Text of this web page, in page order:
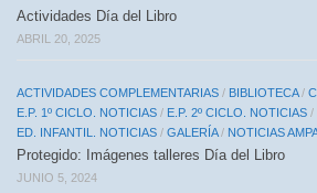
Actividades Día del Libro
ABRIL 20, 2025
ACTIVIDADES COMPLEMENTARIAS / BIBLIOTECA/
E.P. 1º CICLO. NOTICIAS / E.P. 2º CICLO. NOTICIAS /
ED. INFANTIL. NOTICIAS / GALERÍA/ NOTICIAS AMPA
Protegido: Imágenes talleres Día del Libro
JUNIO 5, 2024